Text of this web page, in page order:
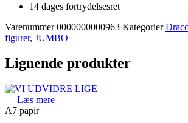
14 dages fortrydelsesret
Varenummer0000000000963 Kategorier
figurer, JUMBO
Lignende produkter
Læs mere
A7 papir